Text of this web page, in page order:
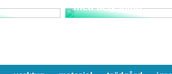
med belysning